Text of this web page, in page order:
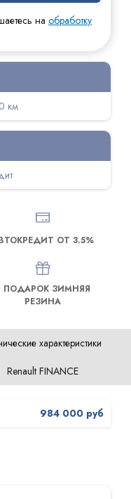
на обработку
км
ОТ 3.5%
ПОДАРОК ЗИМНЯЯ
РЕЗИНА
характеристики
Renault FINANCE
984 000 руб